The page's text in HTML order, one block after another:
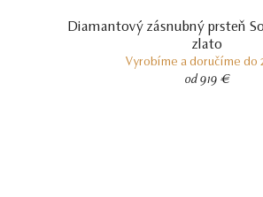
Diamantový zásnubný prsteň
zlato
Vyrobíme a doručíme do
od 919 €